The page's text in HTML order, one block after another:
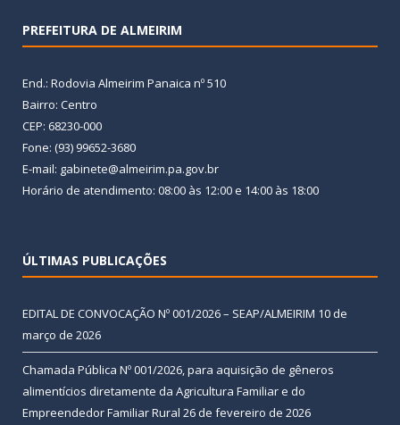
PREFEITURA DE ALMEIRIM
End.: Rodovia Almeirim Panaica nº 510
Bairro: Centro
CEP: 68230-000
Fone: (93) 99652-3680
E-mail: gabinete@almeirim.pa.gov.br
Horário de atendimento: 08:00 às 12:00 e 14:00 às 18:00
ÚLTIMAS PUBLICAÇÕES
EDITAL DE CONVOCAÇÃO Nº 001/2026 – SEAP/ALMEIRIM 10 de
março de 2026
Chamada Pública Nº 001/2026, para aquisição de gêneros
alimentícios diretamente da Agricultura Familiar e do
Empreendedor Familiar Rural 26 de fevereiro de 2026